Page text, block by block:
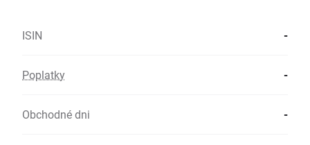
ISIN -
Poplatky -
Obchodné dni -